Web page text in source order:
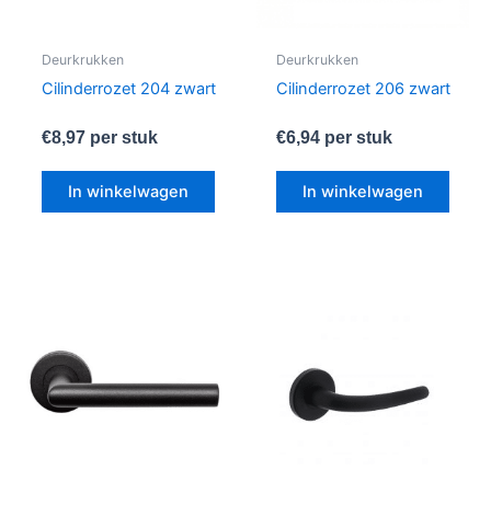
Deurkrukken
Cilinderrozet 204 zwart
€8,97per stuk
In winkelwagen
Deurkrukken
Cilinderrozet 206 zwart
€6,94per stuk
In winkelwagen